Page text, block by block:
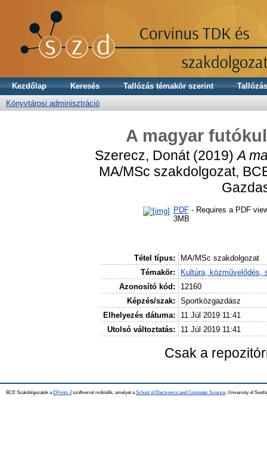
Kezdőlap Keresés Tallózás témakör szerint
Könyvtárosi adminisztráció
A magyar
Szerecz, Donát(2019)A
MA/MSc szakdolgozat,
PDF- Requires a PDF
3MB
Tétel típus:
MA/MSc szakdolgozat
Témakör:
Kultúra, közművelődés,
Azonosító kód:
12160
Képzés/szak:
Sportközgazdász
Elhelyezés dátuma:
11 Júl 2019 11:41
Utolsó változtatás:
11 Júl 2019 11:41
Csak a
BCE Szakdolgozatok a EPrints 3szoftverrel működik, amelyet a School of Electronics and Computer Science, University of